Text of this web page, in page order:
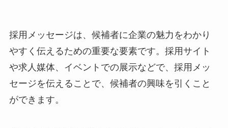
採用メッセージは、候補者に企業の魅力をわかり
やすく伝えるための重要な要素です。採用サイト
や求人媒体、イベントでの展示などで、採用メッ
セージを伝えることで、候補者の興味を引くこと
ができます。